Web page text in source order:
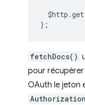
$http .get
};
fetchDocs()
pour récupérer
OAuth le jeton
Authorization